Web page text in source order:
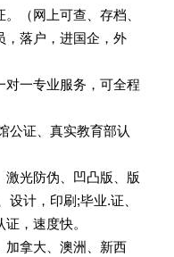
（网上可查、存档、
，落户，进国企，外
一专业服务，可全程
公证、真实教育部认
光防伪、凹凸版、版
设计，印刷;毕业.证、
，速度快。
拿大、澳洲、新西